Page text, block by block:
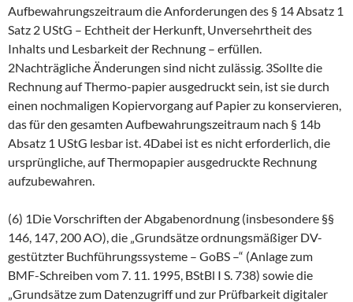
Aufbewahrungszeitraum die Anforderungen des § 14 Absatz 1
Satz 2 UStG – Echtheit der Herkunft, Unversehrtheit des
Inhalts und Lesbarkeit der Rechnung – erfüllen.
2Nachträgliche Änderungen sind nicht zulässig. 3Sollte die
Rechnung auf Thermo-papier ausgedruckt sein, ist sie durch
einen nochmaligen Kopiervorgang auf Papier zu konservieren,
das für den gesamten Aufbewahrungszeitraum nach § 14b
Absatz 1 UStG lesbar ist. 4Dabei ist es nicht erforderlich, die
ursprüngliche, auf Thermopapier ausgedruckte Rechnung
aufzubewahren.
(6) 1Die Vorschriften der Abgabenordnung (insbesondere §§
146, 147, 200 AO), die „Grundsätze ordnungsmäßiger DV-
gestützter Buchführungssysteme – GoBS –“ (Anlage zum
BMF-Schreiben vom 7. 11. 1995, BStBl I S. 738) sowie die
„Grundsätze zum Datenzugriff und zur Prüfbarkeit digitaler